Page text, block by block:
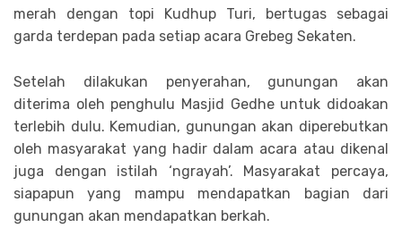
merah dengan topi Kudhup Turi, bertugas sebagai
garda terdepan pada setiap acara Grebeg Sekaten.
Setelah dilakukan penyerahan, gunungan akan
diterima oleh penghulu Masjid Gedhe untuk didoakan
terlebih dulu. Kemudian, gunungan akan diperebutkan
oleh masyarakat yang hadir dalam acara atau dikenal
juga dengan istilah ‘ngrayah’. Masyarakat percaya,
siapapun yang mampu mendapatkan bagian dari
gunungan akan mendapatkan berkah.